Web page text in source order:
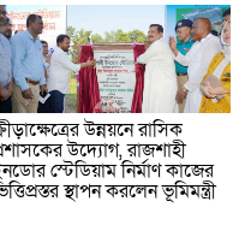
উন্নয়নে রাসিক
উদ্যোগ, রাজশাহী
স্টেডিয়াম নির্মাণ কাজের
স্থাপন করলেন ভূমিমন্ত্রী